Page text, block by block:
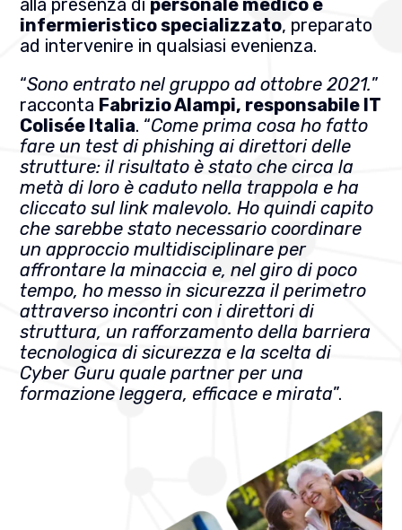
alla presenza di personale medico e
infermieristico specializzato, preparato
ad intervenire in qualsiasi evenienza.
“Sono entrato nel gruppo ad ottobre 2021.”
racconta Fabrizio Alampi, responsabile IT
Colisée Italia. “Come prima cosa ho fatto
fare un test di phishing ai direttori delle
strutture: il risultato è stato che circa la
metà di loro è caduto nella trappola e ha
cliccato sul link malevolo. Ho quindi capito
che sarebbe stato necessario coordinare
un approccio multidisciplinare per
affrontare la minaccia e, nel giro di poco
tempo, ho messo in sicurezza il perimetro
attraverso incontri con i direttori di
struttura, un rafforzamento della barriera
tecnologica di sicurezza e la scelta di
Cyber Guru quale partner per una
formazione leggera, efficace e mirata”.